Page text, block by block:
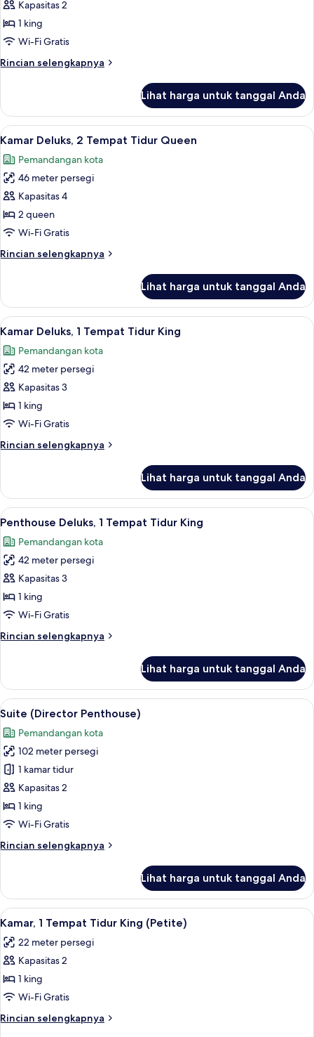
Penthouse
Klasik
Kapasitas 2
1 king
Wi-Fi Gratis
Rincian selengkapnya
Rincian
Penthouse
Klasik
Lihat harga untuk tanggal Anda
Lihat
semua
foto
untuk
Kamar
Deluks,
2
Tidur
Seprai premium, bantalan ekstra
6
Kamar Deluks, 2 Tempat Tidur Queen
Pemandangan kota
46 meter persegi
Kapasitas 4
2 queen
Wi-Fi Gratis
Rincian selengkapnya
Rincian
Kamar
Deluks,
2
Tidur
Queen
Lihat harga untuk tanggal Anda
Lihat
semua
foto
untuk
Kamar
Deluks,
1
Tidur
Seprai premium, bantalan ekstra
6
Kamar Deluks, 1 Tempat Tidur King
Pemandangan kota
42 meter persegi
Kapasitas 3
1 king
Wi-Fi Gratis
Rincian selengkapnya
Rincian
Kamar
Deluks,
1
Tidur
King
Lihat harga untuk tanggal Anda
Lihat
semua
foto
untuk
Penthouse
Deluks,
1
Tidur
Seprai premium, bantalan ekstra
7
Penthouse Deluks, 1 Tempat Tidur King
Pemandangan kota
42 meter persegi
Kapasitas 3
1 king
Wi-Fi Gratis
Rincian selengkapnya
Rincian
Penthouse
Deluks,
1
Tempat
Tidur
King
Lihat harga untuk tanggal Anda
Lihat
semua
foto
untuk
Suite
(Director
Penthouse)
Seprai premium, bantalan ekstra
8
Suite (Director Penthouse)
Pemandangan kota
102 meter persegi
1 kamar tidur
Kapasitas 2
1 king
Wi-Fi Gratis
Rincian selengkapnya
Rincian
Suite
(Director
Penthouse)
Lihat harga untuk tanggal Anda
Lihat
semua
foto
untuk
Kamar,
1
Tempat
Tidur
Seprai premium, bantalan ekstra
5
Kamar, 1 Tempat Tidur King (Petite)
22 meter persegi
Kapasitas 2
1 king
Wi-Fi Gratis
Rincian selengkapnya
Rincian